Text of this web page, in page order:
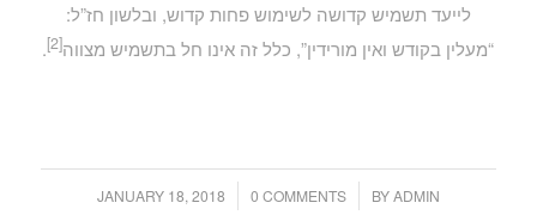
לייעד תשמיש קדושה לשימוש פחות קדוש, ובלשון חז”ל:
“מעלין בקודש ואין מורידין”, כלל זה אינו חל בתשמיש מצווה[2]
.
JANUARY 18, 2018
/ 0 COMMENTS
/ BYADMIN